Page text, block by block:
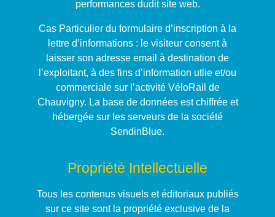
performances dudit site web.
Cas Particulier du formulaire d’inscription à la
lettre d’informations : le visiteur consent à
laisser son adresse email à destination de
l’exploitant, à des fins d’information utlie et/ou
commerciale sur l’activité VéloRail de
Chauvigny. La base de données est chiffrée et
hébergée sur les serveurs de la société
SendinBlue.
Propriété Intellectuelle
Tous les contenus visuels et éditoriaux publiés
sur ce site sont la propriété exclusive de la